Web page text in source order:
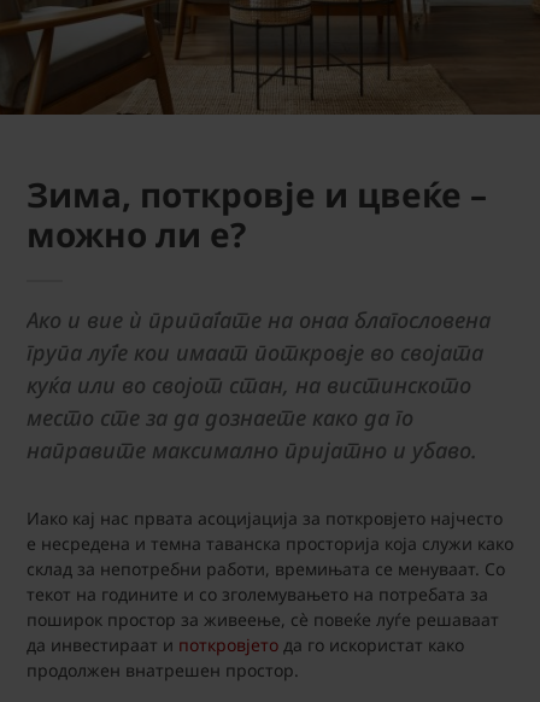
Зима, поткровје и цвеќе –
можно ли е?
Ако и вие ѝ припаѓате на онаа благословена
група луѓе кои имаат поткровје во својата
куќа или во својот стан, на вистинското
место сте за да дознаете како да го
направите максимално пријатно и убаво.
Иако кај нас првата асоцијација за поткровјето најчесто
е несредена и темна таванска просторија која служи како
склад за непотребни работи, времињата се менуваат. Со
текот на годините и со зголемувањето на потребата за
поширок простор за живеење, сè повеќе луѓе решаваат
да инвестираат и поткровјето да го искористат како
продолжен внатрешен простор.